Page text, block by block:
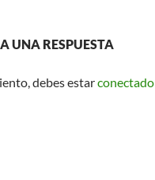
UNA RESPUESTA
debes estarconectado